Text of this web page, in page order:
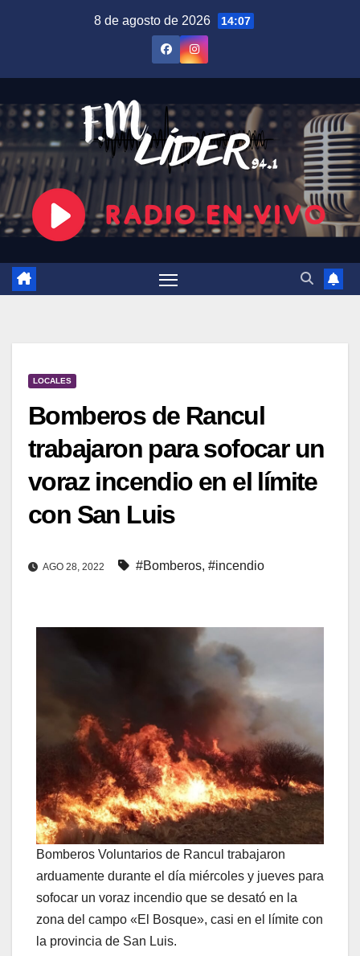
8 de agosto de 2026 14:07
LOCALES
Bomberos de Rancul
trabajaron para sofocar un
voraz incendio en el límite
con San Luis
AGO 28, 2022 #Bomberos, #incendio
Bomberos Voluntarios de Rancul trabajaron
arduamente durante el día miércoles y jueves para
sofocar un voraz incendio que se desató en la
zona del campo «El Bosque», casi en el límite con
la provincia de San Luis.